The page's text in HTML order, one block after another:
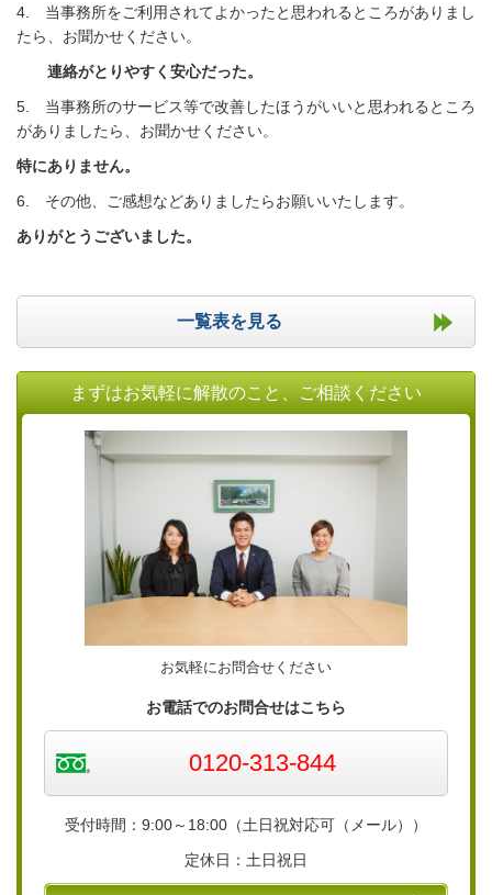
4. 当事務所をご利用されてよかったと思われるところがありまし
たら、お聞かせください。
連絡がとりやすく安心だった。
5. 当事務所のサービス等で改善したほうがいいと思われるところ
がありましたら、お聞かせください。
特にありません。
6. その他、ご感想などありましたらお願いいたします。
ありがとうございました。
一覧表を見る
まずはお気軽に解散のこと、ご相談ください
お気軽にお問合せください
お電話でのお問合せはこちら
0120-313-844
受付時間：9:00～18:00（土日祝対応可（メール））
定休日：土日祝日